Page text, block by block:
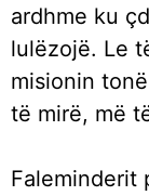
ardhme ku
lulëzojë. Le
misionin
të mirë, më
Faleminderit